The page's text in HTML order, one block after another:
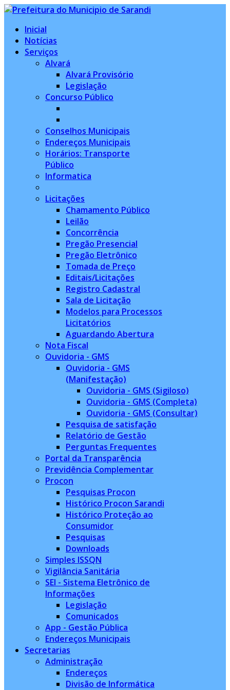
Inicial
Notícias
Serviços
Alvará
Alvará Provisório
Legislação
Concurso Público
Conselhos Municipais
Endereços Municipais
Horários: Transporte
Público
Informatica
Licitações
Chamamento Público
Leilão
Concorrência
Pregão Presencial
Pregão Eletrônico
Tomada de Preço
Editais/Licitações
Registro Cadastral
Sala de Licitação
Modelos para Processos
Licitatórios
Aguardando Abertura
Nota Fiscal
Ouvidoria - GMS
Ouvidoria - GMS
(Manifestação)
Ouvidoria - GMS (Sigiloso)
Ouvidoria - GMS (Completa)
Ouvidoria - GMS (Consultar)
Pesquisa de satisfação
Relatório de Gestão
Perguntas Frequentes
Portal da Transparência
Previdência Complementar
Procon
Pesquisas Procon
Histórico Procon Sarandi
Histórico Proteção ao
Consumidor
Pesquisas
Downloads
Simples ISSQN
Vigilância Sanitária
SEI - Sistema Eletrônico de
Informações
Legislação
Comunicados
App - Gestão Pública
Endereços Municipais
Secretarias
Administração
Endereços
Divisão de Informática